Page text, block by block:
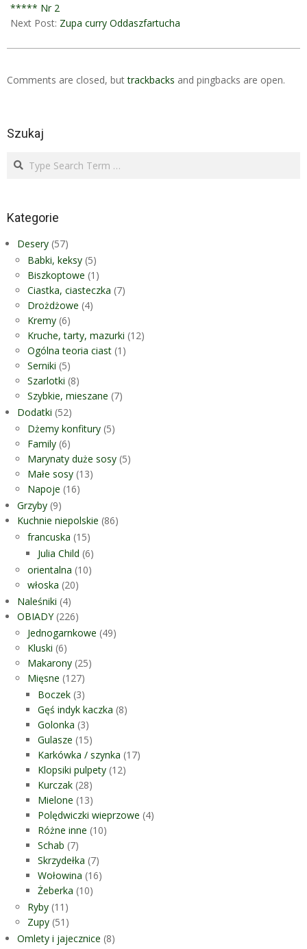
***** Nr 2
Next Post: Zupa curry Oddaszfartucha
Comments are closed, buttrackbacks and pingbacks are open.
Szukaj
Search
Kategorie
Desery (57)
Babki, keksy (5)
Biszkoptowe (1)
Ciastka, ciasteczka (7)
Drożdżowe (4)
Kremy (6)
Kruche, tarty, mazurki (12)
Ogólna teoria ciast (1)
Serniki (5)
Szarlotki (8)
Szybkie, mieszane (7)
Dodatki (52)
Dżemy konfitury (5)
Family (6)
Marynaty duże sosy (5)
Małe sosy (13)
Napoje (16)
Grzyby (9)
Kuchnie niepolskie (86)
francuska (15)
Julia Child (6)
orientalna (10)
włoska (20)
Naleśniki (4)
OBIADY(226)
Jednogarnkowe (49)
Kluski (6)
Makarony (25)
Mięsne (127)
Boczek (3)
Gęś indyk kaczka (8)
Golonka (3)
Gulasze (15)
Karkówka / szynka (17)
Klopsiki pulpety (12)
Kurczak (28)
Mielone (13)
Polędwiczki wieprzowe (4)
Różne inne (10)
Schab (7)
Skrzydełka (7)
Wołowina (16)
Żeberka (10)
Ryby (11)
Zupy (51)
Omlety i jajecznice (8)